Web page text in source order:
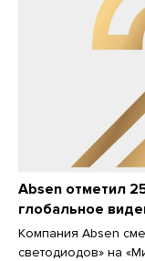
Absen отметил
глобальное
Компания Absen
светодиодов» на